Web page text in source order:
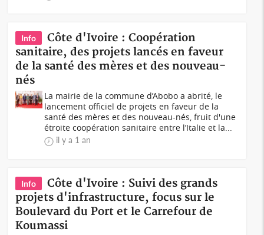
Info
Côte d'Ivoire : Coopération
sanitaire, des projets lancés en faveur
de la santé des mères et des nouveau-
nés
La mairie de la commune d’Abobo a abrité, le
lancement officiel de projets en faveur de la
santé des mères et des nouveau-nés, fruit d'une
étroite coopération sanitaire entre l’Italie et la...
il y a 1 an
Info
Côte d'Ivoire : Suivi des grands
projets d'infrastructure, focus sur le
Boulevard du Port et le Carrefour de
Koumassi